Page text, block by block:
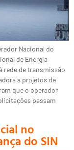
Nacional do
de Energia
rede de transmissão
a projetos de
que o operador
passam
no
do SIN